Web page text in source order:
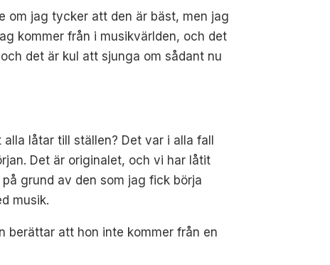
om jag tycker att den är bäst, men jag
kommer från i musikvärlden, och det
det är kul att sjunga om sådant nu
låtar till ställen? Det var i alla fall
Det är originalet, och vi har låtit
grund av den som jag fick börja
musik.
berättar att hon inte kommer från en